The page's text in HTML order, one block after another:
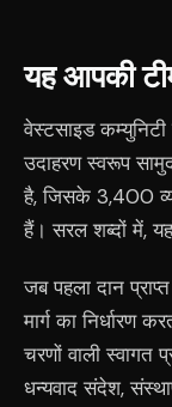
यह आपकी
वेस्टसाइड
उदाहरण स्वरूप
है, जिसके 3,400
हैं। सरल शब्दों में,
जब पहला दान
मार्ग का निर्धारण
चरणों वाली स्वागत
धन्यवाद संदेश,